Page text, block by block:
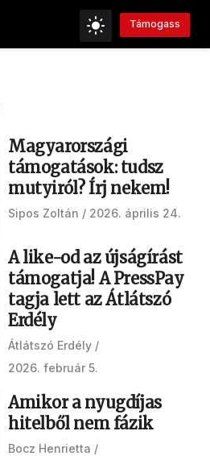
Támogass
Magyarországi
támogatások: tudsz
mutyiról? Írj nekem!
Sipos Zoltán 2026. április 24.
A like-od az újságírást
támogatja! A PressPay
tagja lett az Átlátszó
Erdély
Átlátszó Erdély
2026. február 5.
Amikor a nyugdíjas
hitelből nem fázik
Bocz Henrietta